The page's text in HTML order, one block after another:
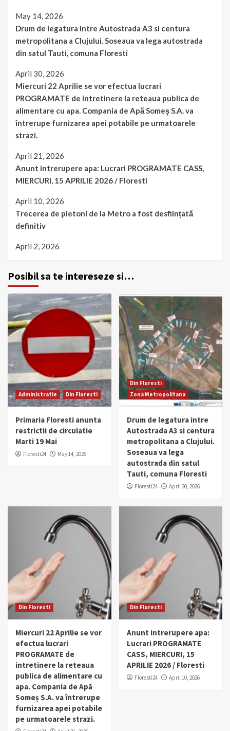
May 14, 2026
Drum de legatura intre Autostrada A3 si centura
metropolitana a Clujului. Soseaua va lega autostrada
din satul Tauti, comuna Floresti
April 30, 2026
Miercuri 22 Aprilie se vor efectua lucrari
PROGRAMATE de intretinere la reteaua publica de
alimentare cu apa. Compania de Apă Someș S.A. va
întrerupe furnizarea apei potabile pe urmatoarele
strazi.
April 21, 2026
Anunt intrerupere apa: Lucrari PROGRAMATE CASS,
MIERCURI, 15 APRILIE 2026 / Floresti
April 10, 2026
Trecerea de pietoni de la Metro a fost desființată
definitiv
April 2, 2026
Posibil sa te intereseze si…
Administratie Din Floresti
Primaria Floresti anunta
restrictii de circulatie
Marti 19 Mai
Floresti24 May 14, 2026
Din Floresti
Zona Metropolitana
Drum de legatura intre
Autostrada A3 si centura
metropolitana a Clujului.
Soseaua va lega
autostrada din satul
Tauti, comuna Floresti
Floresti24 April 30, 2026
Din Floresti
Miercuri 22 Aprilie se vor
efectua lucrari
PROGRAMATE de
intretinere la reteaua
publica de alimentare cu
apa. Compania de Apă
Someș S.A. va întrerupe
furnizarea apei potabile
pe urmatoarele strazi.
Din Floresti
Anunt intrerupere apa:
Lucrari PROGRAMATE
CASS, MIERCURI, 15
APRILIE 2026 / Floresti
Floresti24 April 10, 2026